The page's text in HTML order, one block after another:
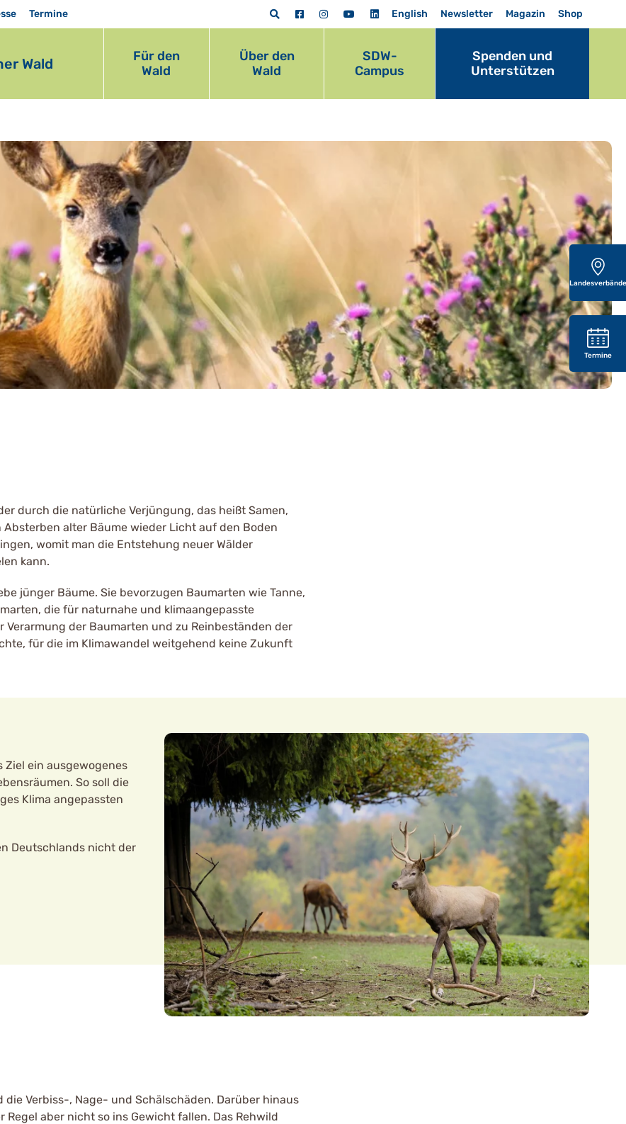
Termine English Newsletter Magazin Shop
Wald
Für den
Wald
Über den
Wald
SDW-
Campus
Spenden und
Unterstützen
durch die natürliche Verjüngung, das heißt Samen,
alter Bäume wieder Licht auf den Boden
womit man die Entstehung neuer Wälder
kann.
jünger Bäume. Sie bevorzugen Baumarten wie Tanne,
die für naturnahe und klimaangepasste
der Baumarten und zu Reinbeständen der
für die im Klimawandel weitgehend keine Zukunft
Ziel ein ausgewogenes
So soll die
Klima angepassten
Deutschlands nicht der
Verbiss-, Nage- und Schälschäden. Darüber hinaus
aber nicht so ins Gewicht fallen. Das Rehwild
Landesverbände
Termine